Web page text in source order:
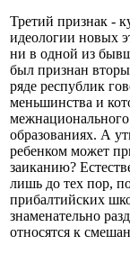
Третий признак -
идеологии новых
ни в одной из
был признан
ряде республик
меньшинства и
образованиях. А
ребенком может
заиканию?
лишь до тех пор,
прибалтийских
знаменательно
относятся к